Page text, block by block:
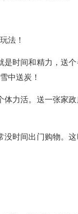
法！
是时间和精力，送
中送炭！
体力活。送一张家
没时间出门购物。